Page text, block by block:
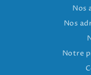
Nos
Nos
Notre